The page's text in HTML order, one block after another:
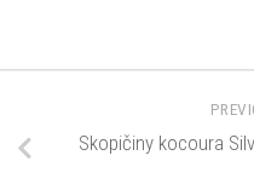
Skopičiny kocoura